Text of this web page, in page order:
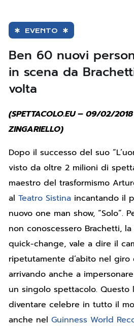
EVENTO
Ben 60 nuovi
in scena da
volta
(SPETTACOLO.EU – 09/02/
ZINGARIELLO)
Dopo il successo del suo
visto da oltre 2 milioni di
maestro del trasformismo
al Teatro Sistina incantando il
nuovo one man show, “Solo”.
non conoscessero Brachetti,
quick-change, vale a dire il
ripetutamente d’abito nel
arrivando anche a
un singolo spettacolo.
diventare celebre in tutto il
anche nelGuinness World